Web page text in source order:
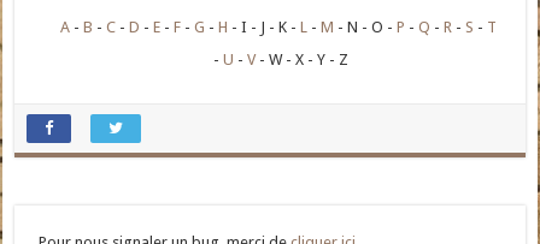
A B C D E F G H I J K L M N O P Q R S
T
U
V W X Y Z